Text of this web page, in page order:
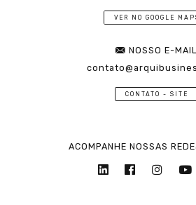
VER NO GOOGLE
NOSSO E-
CONTATO - SITE
ACOMPANHE NOSSAS